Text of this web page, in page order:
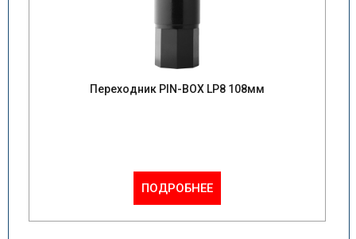
Переходник PIN-BOX LP8 108мм
ПОДРОБНЕЕ